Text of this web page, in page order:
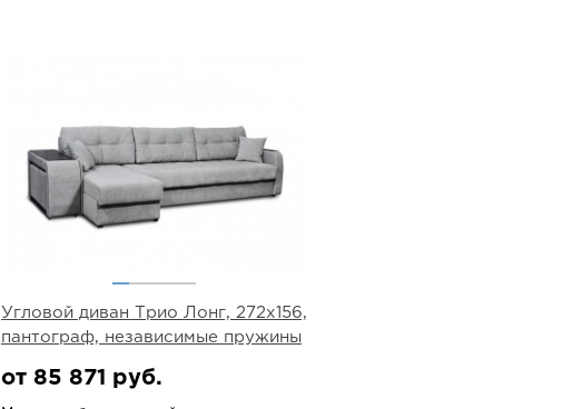
Угловой диван Трио Лонг, 272х156,
пантограф, независимые пружины
от 85 871 руб.